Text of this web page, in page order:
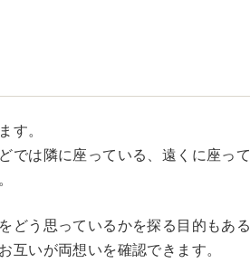
す。
では隣に座っている、遠くに座っ
どう思っているかを探る目的もあ
互いが両想いを確認できます。